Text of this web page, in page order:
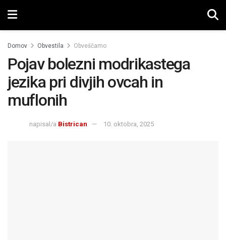
Domov Obvestila Obveščamo
Pojav bolezni modrikastega
jezika pri divjih ovcah in
muflonih
napisal/a Bistrican 10. oktobra, 2025